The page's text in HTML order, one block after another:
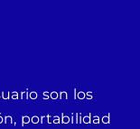
son los
portabilidad